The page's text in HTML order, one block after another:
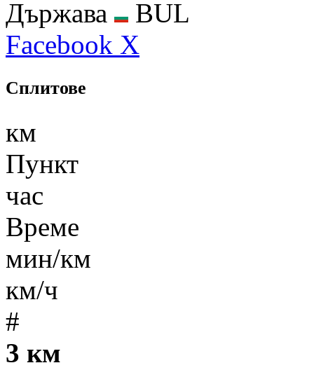
Държава
BUL
Facebook X
Сплитове
км
Пункт
час
Време
мин/км
км/ч
#
3 км